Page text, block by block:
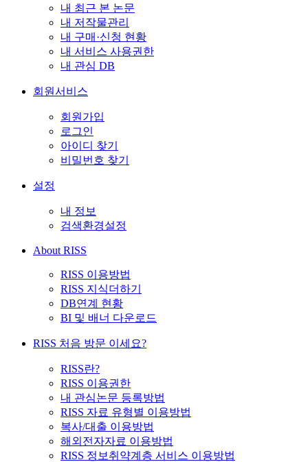
내 최근 본 논문
내 저작물관리
내 구매·신청 현황
내 서비스 사용권한
내 관심 DB
회원서비스
회원가입
로그인
아이디 찾기
비밀번호 찾기
설정
내 정보
검색환경설정
About RISS
RISS 이용방법
RISS 지식더하기
DB연계 현황
BI 및 배너 다운로드
RISS 처음 방문 이세요?
RISS란?
RISS 이용권한
내 관심논문 등록방법
RISS 자료 유형별 이용방법
복사/대출 이용방법
해외전자자료 이용방법
RISS 정보취약계층 서비스 이용방법